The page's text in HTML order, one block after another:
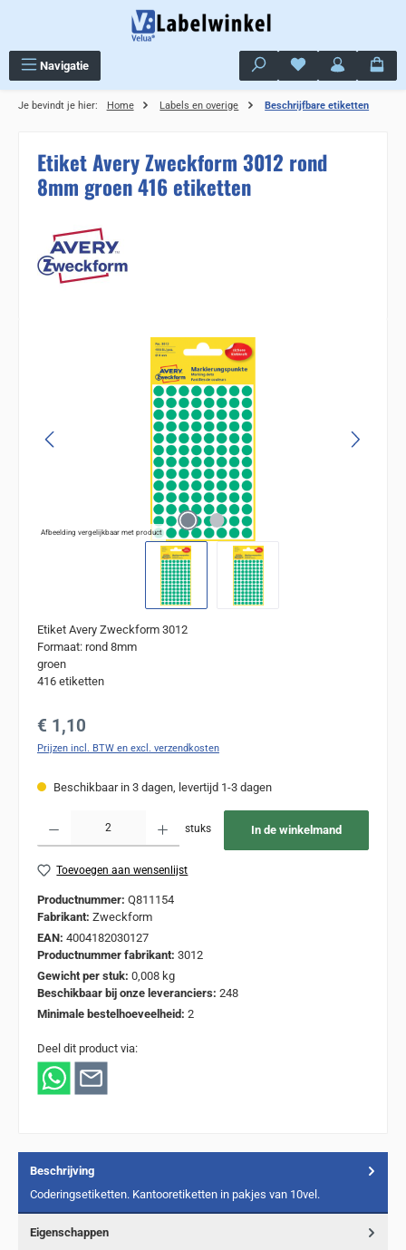
Navigatie Je hebt 0 items op
Je bevindt je hier: Home Labels en overige Beschrijfbare etiketten
Etiket Avery Zweckform 3012 rond
8mm groen 416 etiketten
Afbeelding vergelijkbaar met product
Etiket Avery Zweckform 3012
Formaat: rond 8mm
groen
416 etiketten
Normale prijs:
€ 1,10
Prijzen incl. BTW en excl. verzendkosten
Beschikbaar in 3 dagen, levertijd 1-3 dagen
stuks In de winkelmand
Toevoegen aan wensenlijst
Productnummer: Q811154
Fabrikant: Zweckform
EAN: 4004182030127
Productnummer fabrikant: 3012
Gewicht per stuk: 0,008 kg
Beschikbaar bij onze leveranciers: 248
Minimale bestelhoeveelheid: 2
Deel dit product via:
Beschrijving
Coderingsetiketten. Kantooretiketten in pakjes van 10vel.
Eigenschappen